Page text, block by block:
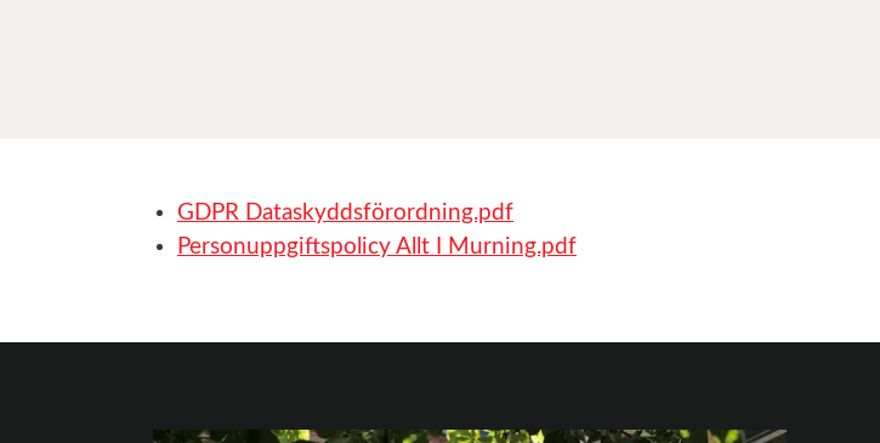
GDPR Dataskyddsförordning.pdf
Personuppgiftspolicy Allt I Murning.pdf